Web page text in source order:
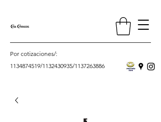
Por cotizaciones/:
1134874519/1132430935/1137263886